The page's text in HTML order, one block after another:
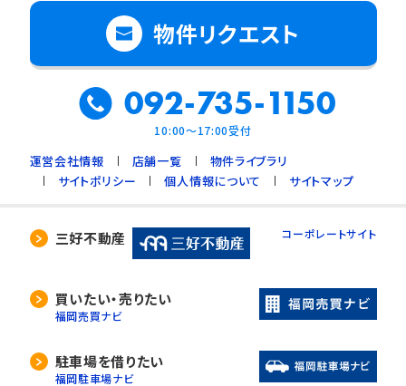
物件リクエスト
092-735-1150
10:00～17:00受付
運営会社情報 店舗一覧
物件ライブラリ
サイトポリシー
個人情報について サイトマップ
三好不動産 コーポレートサイト
買いたい・売りたい
福岡売買ナビ
駐車場を借りたい
福岡駐車場ナビ